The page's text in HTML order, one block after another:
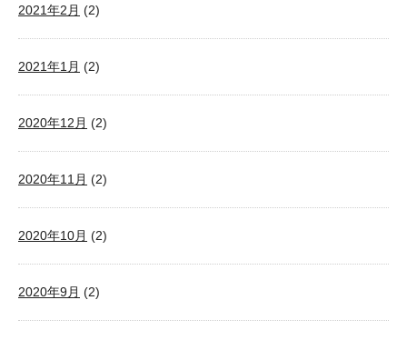
2021年2月 (2)
2021年1月 (2)
2020年12月 (2)
2020年11月 (2)
2020年10月 (2)
2020年9月 (2)